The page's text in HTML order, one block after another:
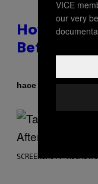
How to
Before Fall
hace 18 minutos
SCREENSHOT:
VICE
our very